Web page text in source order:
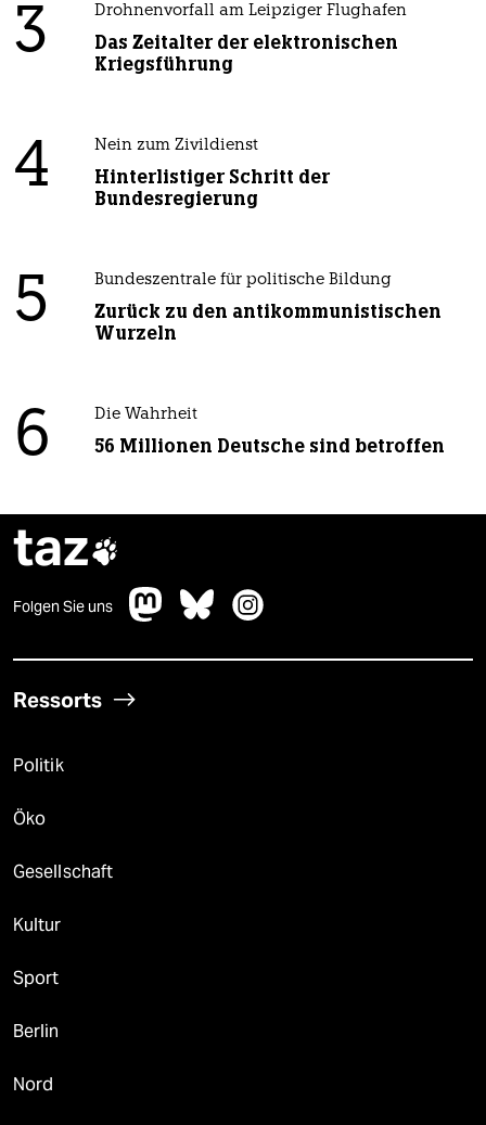
3 Drohnenvorfall am Leipziger Flughafen
Das Zeitalter der elektronischen
Kriegsführung
4 Nein zum Zivildienst
Hinterlistiger Schritt der
Bundesregierung
5 Bundeszentrale für politische Bildung
Zurück zu den antikommunistischen
Wurzeln
6 Die Wahrheit
56 Millionen Deutsche sind betroffen
taz
Folgen Sie uns
Ressorts
Politik
Öko
Gesellschaft
Kultur
Sport
Berlin
Nord